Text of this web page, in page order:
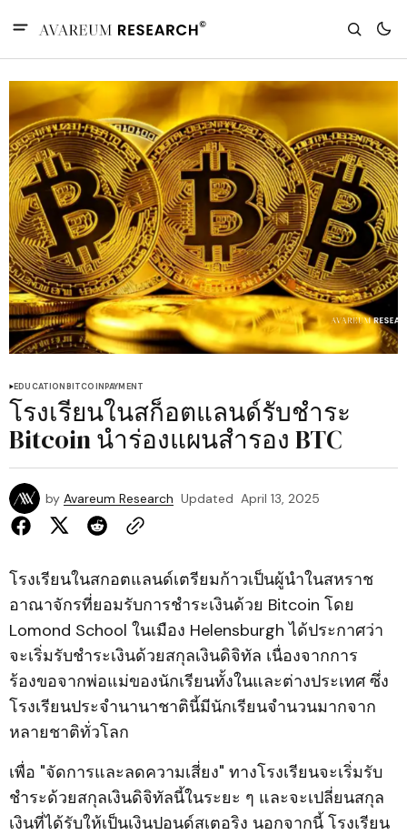
EDUCATIONBITCOINPAYMENT
โรงเรียนในสก็อตแลนด์รับชำระ
Bitcoin นำร่องแผนสำรอง BTC
by Avareum Research Updated April 13, 2025
โรงเรียนในสกอตแลนด์เตรียมก้าวเป็นผู้นำในสหราช
อาณาจักรที่ยอมรับการชำระเงินด้วย Bitcoin โดย
Lomond School ในเมือง Helensburgh ได้ประกาศว่า
จะเริ่มรับชำระเงินด้วยสกุลเงินดิจิทัล เนื่องจากการ
ร้องขอจากพ่อแม่ของนักเรียนทั้งในและต่างประเทศ ซึ่ง
โรงเรียนประจำนานาชาตินี้มีนักเรียนจำนวนมากจาก
หลายชาติทั่วโลก
เพื่อ "จัดการและลดความเสี่ยง" ทางโรงเรียนจะเริ่มรับ
ชำระด้วยสกุลเงินดิจิทัลนี้ในระยะ ๆ และจะเปลี่ยนสกุล
เงินที่ได้รับให้เป็นเงินปอนด์สเตอริง นอกจากนี้ โรงเรียน